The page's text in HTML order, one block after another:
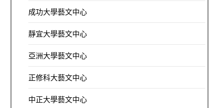
成功大學藝文中心
靜宜大學藝文中心
亞洲大學藝文中心
正修科大藝文中心
中正大學藝文中心